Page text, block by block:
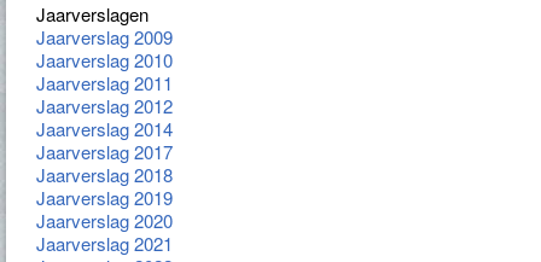
Jaarverslagen
Jaarverslag 2009
Jaarverslag 2010
Jaarverslag 2011
Jaarverslag 2012
Jaarverslag 2014
Jaarverslag 2017
Jaarverslag 2018
Jaarverslag 2019
Jaarverslag 2020
Jaarverslag 2021